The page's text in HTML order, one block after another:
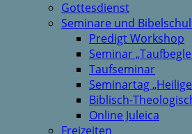
Gottesdienst
Seminare und
Predigt Workshop
Seminar
Taufseminar
Seminartag
Biblisch-
Online Juleica
Freizeiten